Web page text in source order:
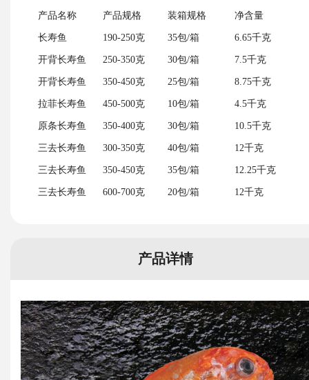
产品名称 产品规格 装箱规格 净含量
长寿鱼 190-250克 35包/箱 6.65千克
开背长寿鱼 250-350克 30包/箱 7.5千克
开背长寿鱼 350-450克 25包/箱 8.75千克
拉菲长寿鱼 450-500克 10包/箱 4.5千克
原条长寿鱼 350-400克 30包/箱 10.5千克
三去长寿鱼 300-350克 40包/箱 12千克
三去长寿鱼 350-450克 35包/箱 12.25千克
三去长寿鱼 600-700克 20包/箱 12千克
产品详情